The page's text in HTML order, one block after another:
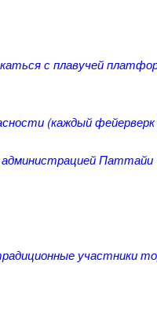
с плавучей
(каждый
Паттайи
участники